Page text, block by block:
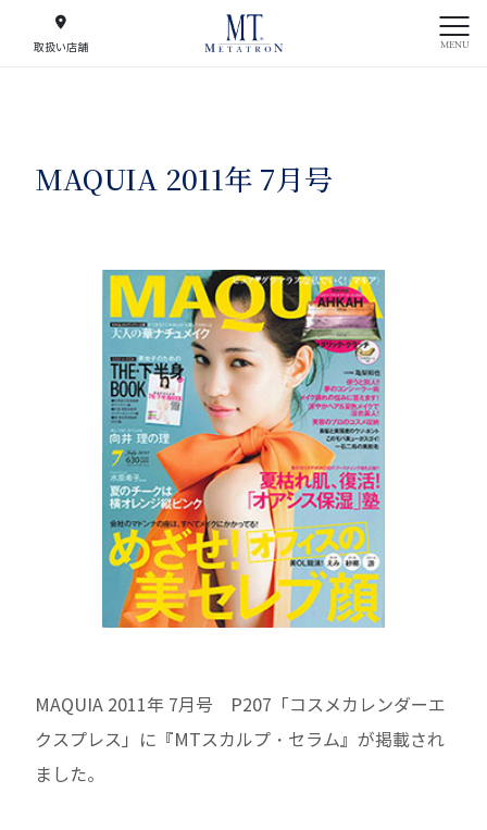
取扱い店舗 MENU
MAQUIA 2011年 7月号
MAQUIA 2011年 7月号 P207「コスメカレンダーエ
クスプレス」に『MTスカルプ・セラム』が掲載され
ました。